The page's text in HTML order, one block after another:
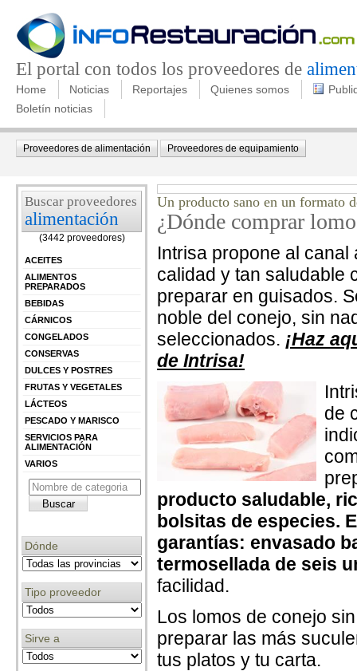
El portal con todos los proveedores de
Home Noticias Reportajes Quienes somos
Boletín noticias
Proveedores de alimentación Proveedores de equipamiento
Buscar proveedores
alimentación
(3442 proveedores)
ACEITES
ALIMENTOS
PREPARADOS
BEBIDAS
CÁRNICOS
CONGELADOS
CONSERVAS
DULCES Y POSTRES
FRUTAS Y VEGETALES
LÁCTEOS
PESCADO Y MARISCO
SERVICIOS PARA
ALIMENTACIÓN
VARIOS
Dónde
Tipo proveedor
Sirve a
Un producto sano en un formato
¿Dónde comprar
Intrisa propone al
calidad y tan saludable
preparar en guisados.
noble del conejo, sin
seleccionados. ¡Haz
de Intrisa!
de
producto saludable,
bolsitas de especies.
garantías: envasado
termosellada de seis
facilidad.
Los lomos de conejo
preparar las más
tus platos y tu carta.